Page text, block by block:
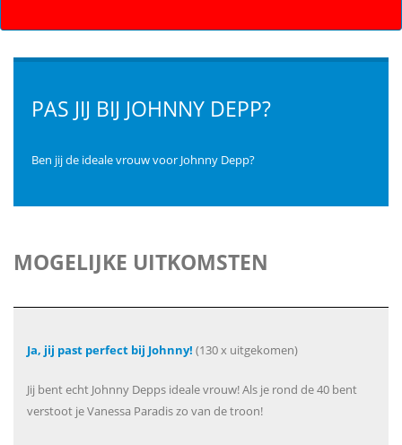
PAS JIJ BIJ JOHNNY DEPP?
Ben jij de ideale vrouw voor Johnny Depp?
MOGELIJKE UITKOMSTEN
Ja, jij past perfect bij Johnny! (130 x uitgekomen)
Jij bent echt Johnny Depps ideale vrouw! Als je rond de 40 bent
verstoot je Vanessa Paradis zo van de troon!